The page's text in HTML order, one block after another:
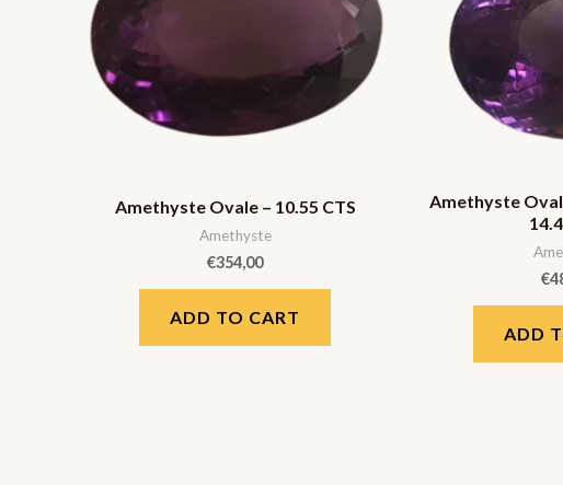
Amethyste Ovale – 10.55 CTS
Amethyste
€354,00
ADD TO CART
Amethyste
€
ADD